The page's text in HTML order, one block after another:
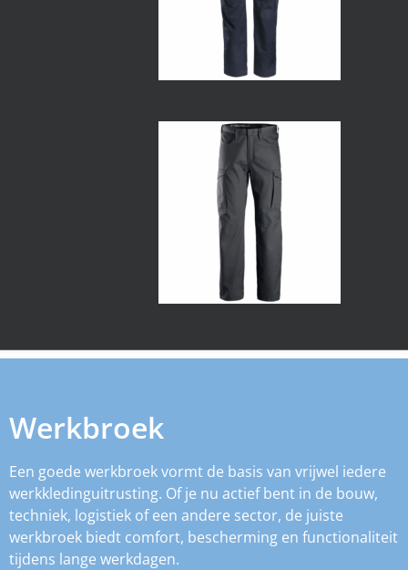
Werkbroek
Een goede werkbroek vormt de basis van vrijwel iedere
werkkledinguitrusting. Of je nu actief bent in de bouw,
techniek, logistiek of een andere sector, de juiste
werkbroek biedt comfort, bescherming en functionaliteit
tijdens lange werkdagen.